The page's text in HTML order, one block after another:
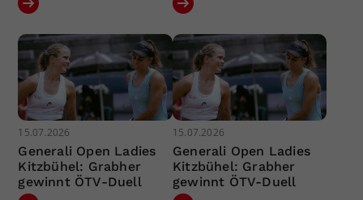
15.07.2026
Generali Open Ladies
Kitzbühel: Grabher
gewinnt ÖTV-Duell
15.07.2026
Generali Open Ladies
Kitzbühel: Grabher
gewinnt ÖTV-Duell